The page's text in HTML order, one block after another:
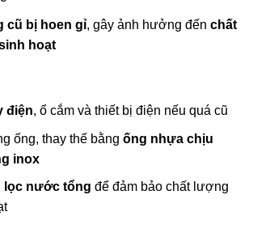
cũ bị hoen gỉ, gây ảnh hưởng đến chất
hoạt
điện, ổ cắm và thiết bị điện nếu quá cũ
ống, thay thế bằng ống nhựa chịu
inox
lọc nước tổng để đảm bảo chất lượng